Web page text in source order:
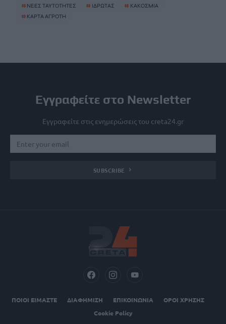
# ΝΕΕΣ ΤΑΥΤΟΤΗΤΕΣ # ΙΔΡΩΤΑΣ # ΚΑΚΟΣΜΙΑ
# ΚΑΡΤΑ ΑΓΡΟΤΗ
Εγγραφείτε στο Newsletter
Εγγραφείτε στις ενημερώσεις του creta24.gr
SUBSCRIBE
ΠΟΙΟΙ ΕΙΜΑΣΤΕ ΔΙΑΦΗΜΙΣΗ ΕΠΙΚΟΙΝΩΝΙΑ
ΟΡΟΙ ΧΡΗΣΗΣ
Cookie Policy